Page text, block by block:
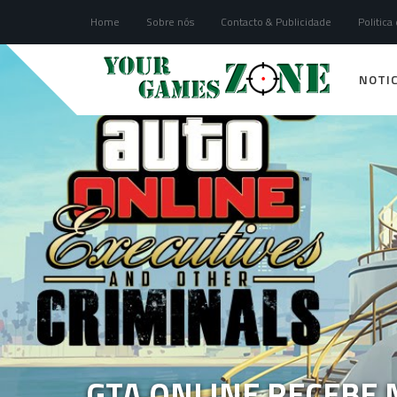
Home Sobre nós Contacto & Publicidade Politica